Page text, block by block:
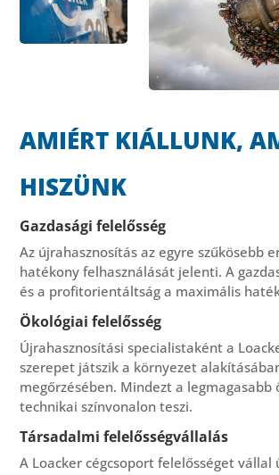
AMIÉRT KIÁLLUNK,
HISZÜNK
Gazdasági felelősség
Az újrahasznosítás az egyre szűkösebb
hatékony felhasználását jelenti. A
és a profitorientáltság a maximális
Ökológiai felelősség
Újrahasznosítási specialistaként a
szerepet játszik a környezet
megőrzésében. Mindezt a legmagasabb
technikai színvonalon teszi.
Társadalmi felelősségvállalás
A Loacker cégcsoport felelősséget vállal